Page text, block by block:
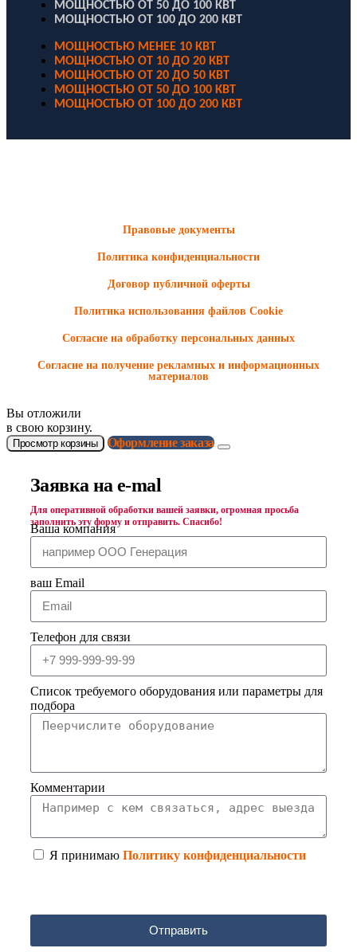
МОЩНОСТЬЮ ОТ 50 ДО 100 КВТ
МОЩНОСТЬЮ ОТ 100 ДО 200 КВТ
МОЩНОСТЬЮ МЕНЕЕ 10 КВТ
МОЩНОСТЬЮ ОТ 10 ДО 20 КВТ
МОЩНОСТЬЮ ОТ 20 ДО 50 КВТ
МОЩНОСТЬЮ ОТ 50 ДО 100 КВТ
МОЩНОСТЬЮ ОТ 100 ДО 200 КВТ
Правовые документы
Политика конфиденциальности
Договор публичной оферты
Политика использования файлов Cookie
Согласие на обработку персональных данных
Согласие на получение рекламных и информационных
материалов
Вы отложили
в свою корзину.
Просмотр корзины Оформление заказа
Заявка на e-mal
Для оперативной обработки вашей заявки, огромная просьба
заполнить эту форму и отправить. Спасибо!
Ваша компания
ваш Email
Телефон для связи
Список требуемого оборудования или параметры для
подбора
Комментарии
Я принимаю Политику конфиденциальности
Отправить